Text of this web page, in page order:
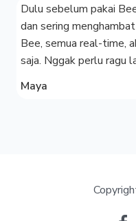
Dulu sebelum pakai
dan sering
Bee, semua real-time,
saja. Nggak perlu ragu
Maya